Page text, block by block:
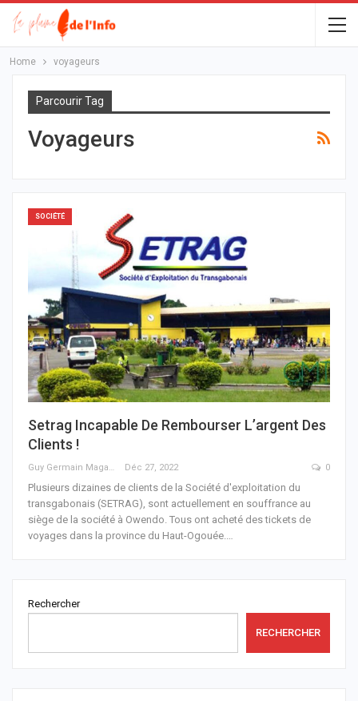
Home voyageurs
Parcourir Tag
Voyageurs
SOCIÉTÉ
Setrag Incapable De Rembourser L’argent Des
Clients !
Guy Germain Maganga Nziengui Déc 27, 2022 0
Plusieurs dizaines de clients de la Société d'exploitation du
transgabonais (SETRAG), sont actuellement en souffrance au
siège de la société à Owendo. Tous ont acheté des tickets de
voyages dans la province du Haut-Ogouée.
Rechercher
RECHERCHER